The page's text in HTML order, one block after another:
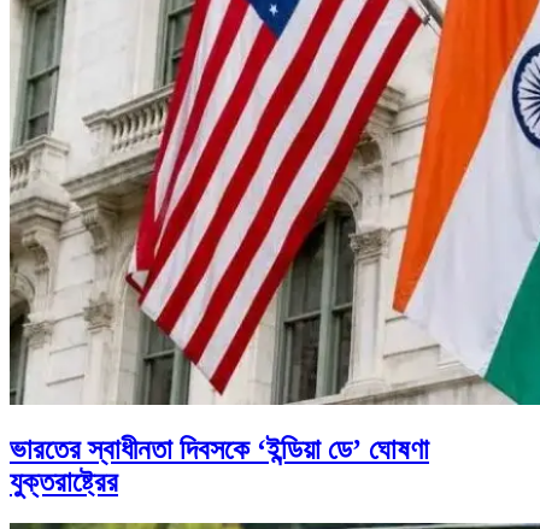
ভারতের স্বাধীনতা দিবসকে ‘ইন্ডিয়া ডে’ ঘোষণা
যুক্তরাষ্ট্রের